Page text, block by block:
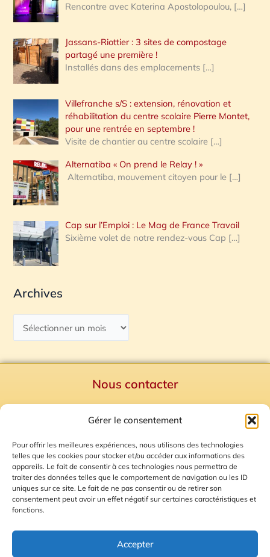
Gérer le consentement
Pour offrir les meilleures expériences, nous utilisons des technologies
telles que les cookies pour stocker et/ou accéder aux informations des
appareils. Le fait de consentir à ces technologies nous permettra de
traiter des données telles que le comportement de navigation ou les ID
uniques sur ce site. Le fait de ne pas consentir ou de retirer son
consentement peut avoir un effet négatif sur certaines caractéristiques et
fonctions.
Accepter
Rencontre avec Katerina Apostolopoulou, […]
Jassans-Riottier : 3 sites de compostage
partagé une première !
Installés dans des emplacements […]
Villefranche s/S : extension, rénovation et
réhabilitation du centre scolaire Pierre Montet,
pour une rentrée en septembre !
Visite de chantier au centre scolaire […]
Alternatiba « On prend le Relay ! »
Alternatiba, mouvement citoyen pour le […]
Cap sur l’Emploi : Le Mag de France Travail
Sixième volet de notre rendez-vous Cap […]
Archives
Nous contacter
Mentions Légales
Plan du site
Gestion des Cookies